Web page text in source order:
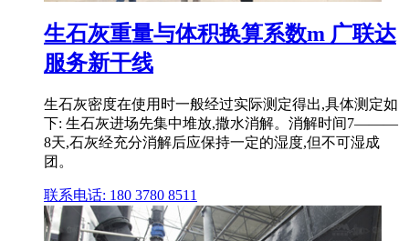
生石灰重量与体积换算系数m 广联达
服务新干线
生石灰密度在使用时一般经过实际测定得出,具体测定如
下: 生石灰进场先集中堆放,撒水消解。消解时间7———
8天,石灰经充分消解后应保持一定的湿度,但不可湿成
团。
联系电话: 180 3780 8511